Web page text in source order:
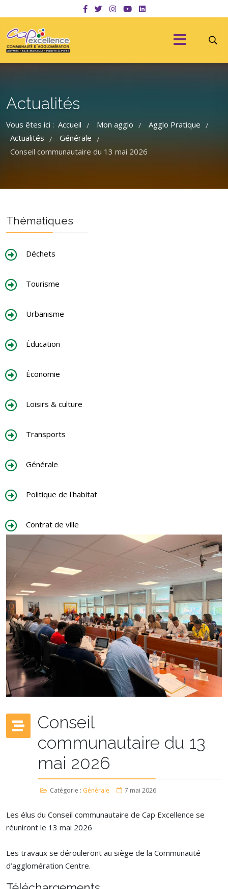
Actualités
Vous êtes ici : Accueil / Mon agglo / Agglo Pratique /
Actualités / Générale /
Conseil communautaire du 13 mai 2026
Thématiques
Déchets
Tourisme
Urbanisme
Éducation
Économie
Loisirs & culture
Transports
Générale
Politique de l'habitat
Contrat de ville
Conseil
communautaire du 13
mai 2026
Catégorie : Générale 7 mai 2026
Les élus du Conseil communautaire de Cap Excellence se
réuniront le 13 mai 2026
Les travaux se dérouleront au siège de la Communauté
d’agglomération Centre.